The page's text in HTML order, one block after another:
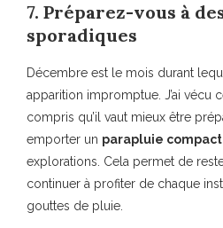
7. Préparez-vous à
sporadiques
Décembre est le mois durant
apparition impromptue. J’ai vécu
compris qu’il vaut mieux être
emporter un parapluie compact
explorations. Cela permet de
continuer à profiter de chaque
gouttes de pluie.